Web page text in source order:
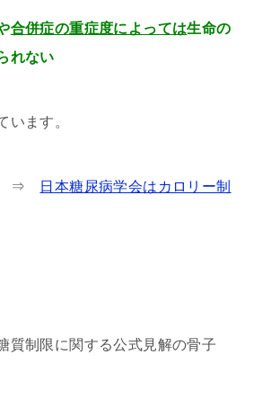
合併症の重症度によっては生命の
れない
います。
⇒
日本糖尿病学会はカロリー制
質制限に関する公式見解の骨子